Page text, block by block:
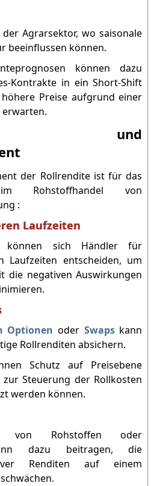
Agrarsektor, wo saisonale
beeinflussen können.
können dazu
Kontrakte in ein Short-Shift
Preise aufgrund einer
erwarten.
und
der Rollrendite ist für das
im Rohstoffhandel von
:
Laufzeiten
können sich Händler für
Laufzeiten entscheiden, um
die negativen Auswirkungen
Optionen oder Swapskann
Rollrenditen absichern.
Schutz auf Preisebene
Steuerung der Rollkosten
werden können.
von Rohstoffen oder
dazu beitragen, die
Renditen auf einem